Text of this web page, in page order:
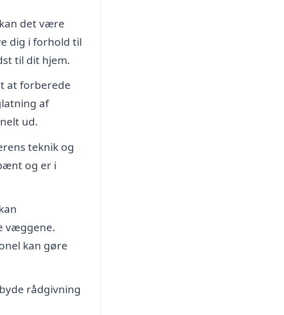
det være
dig i forhold til
til dit hjem.
at forberede
af
ud.
teknik og
og er i
væggene.
kan gøre
rådgivning